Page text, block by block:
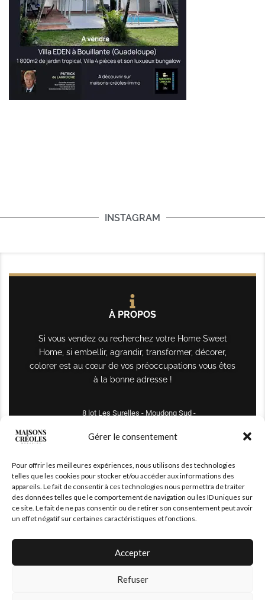
Gérer le consentement
Pour offrir les meilleures expériences, nous utilisons des technologies
telles que les cookies pour stocker et/ou accéder aux informations des
appareils. Le fait de consentir à ces technologies nous permettra de traiter
des données telles que le comportement de navigation ou les ID uniques sur
ce site. Le fait de ne pas consentir ou de retirer son consentement peut avoir
un effet négatif sur certaines caractéristiques et fonctions.
Accepter
Refuser
INSTAGRAM
À PROPOS
Si vous vendez ou recherchez votre Home Sweet
Home, si embellir, agrandir, transformer, décorer,
colorer est au cœur de vos préoccupations vous êtes
à la bonne adresse !
8 lot Les Surelles - Moudong Sud -
maisonscreoles.immo@gmail.com